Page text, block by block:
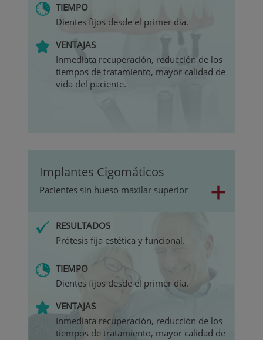
TIEMPO
Dientes fijos desde el primer dia.
VENTAJAS
Inmediata recuperación, reducción de los
tiempos de tratamiento, mayor calidad de
vida del paciente.
Implantes Cigomáticos
Pacientes sin hueso maxilar superior +
RESULTADOS
Prótesis fija estética y funcional.
TIEMPO
Dientes fijos desde el primer día.
VENTAJAS
Inmediata recuperación, reducción de los
tiempos de tratamiento, mayor calidad de